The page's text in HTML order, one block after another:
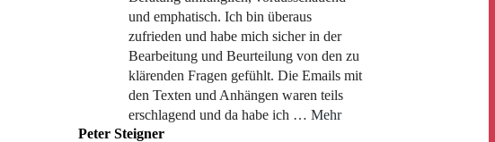
und emphatisch. Ich bin überaus
zufrieden und habe mich sicher in der
Bearbeitung und Beurteilung von den zu
klärenden Fragen gefühlt. Die Emails mit
den Texten und Anhängen waren teils
erschlagend und da habe ich … Mehr
Peter Steigner